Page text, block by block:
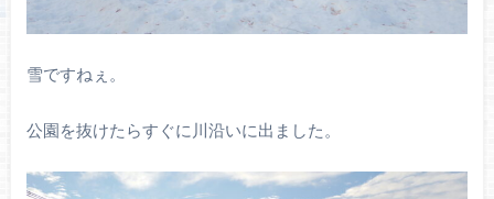
雪ですねぇ。
公園を抜けたらすぐに川沿いに出ました。